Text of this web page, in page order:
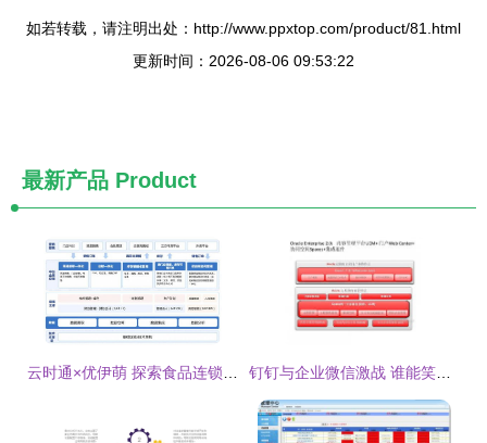
如若转载，请注明出处：http://www.ppxtop.com/product/81.html
更新时间：2026-08-06 09:53:22
最新产品 Product